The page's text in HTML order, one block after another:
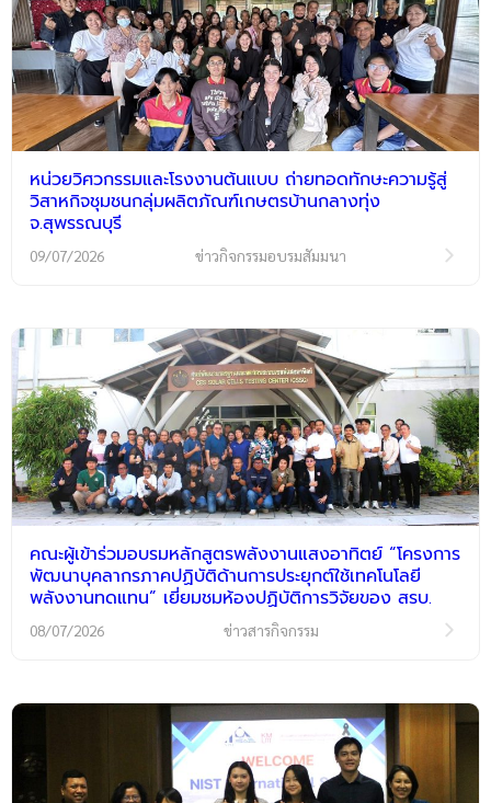
หน่วยวิศวกรรมและโรงงานต้นแบบ ถ่ายทอดทักษะความรู้สู่
วิสาหกิจชุมชนกลุ่มผลิตภัณฑ์เกษตรบ้านกลางทุ่ง
จ.สุพรรณบุรี
09/07/2026 ข่าวกิจกรรมอบรมสัมมนา
คณะผู้เข้าร่วมอบรมหลักสูตรพลังงานแสงอาทิตย์ “โครงการ
พัฒนาบุคลากรภาคปฏิบัติด้านการประยุกต์ใช้เทคโนโลยี
พลังงานทดแทน” เยี่ยมชมห้องปฏิบัติการวิจัยของ สรบ.
08/07/2026 ข่าวสารกิจกรรม